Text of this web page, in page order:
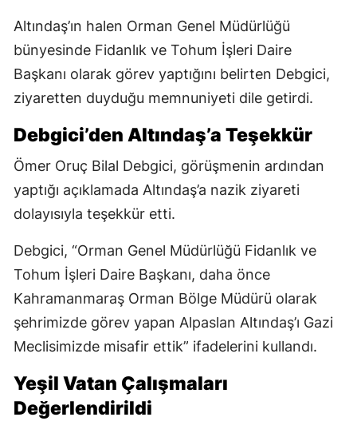
Altındaş’ın halen Orman Genel Müdürlüğü
bünyesinde Fidanlık ve Tohum İşleri Daire
Başkanı olarak görev yaptığını belirten Debgici,
ziyaretten duyduğu memnuniyeti dile getirdi.
Debgici’den Altındaş’a Teşekkür
Ömer Oruç Bilal Debgici, görüşmenin ardından
yaptığı açıklamada Altındaş’a nazik ziyareti
dolayısıyla teşekkür etti.
Debgici, “Orman Genel Müdürlüğü Fidanlık ve
Tohum İşleri Daire Başkanı, daha önce
Kahramanmaraş Orman Bölge Müdürü olarak
şehrimizde görev yapan Alpaslan Altındaş’ı Gazi
Meclisimizde misafir ettik” ifadelerini kullandı.
Yeşil Vatan Çalışmaları
Değerlendirildi